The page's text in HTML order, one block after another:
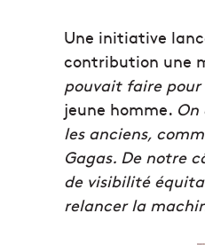
Une initiative
contribution une
pouvait faire
jeune homme.
les anciens,
Gagas. De notre
de visibilité
relancer la